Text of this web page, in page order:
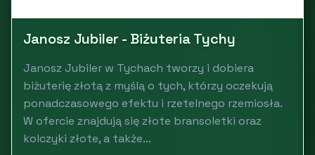
Janosz Jubiler - Biżuteria Tychy
Janosz Jubiler w Tychach tworzy i dobiera
biżuterię złotą z myślą o tych, którzy oczekują
ponadczasowego efektu i rzetelnego rzemiosła.
W ofercie znajdują się złote bransoletki oraz
kolczyki złote, a także...